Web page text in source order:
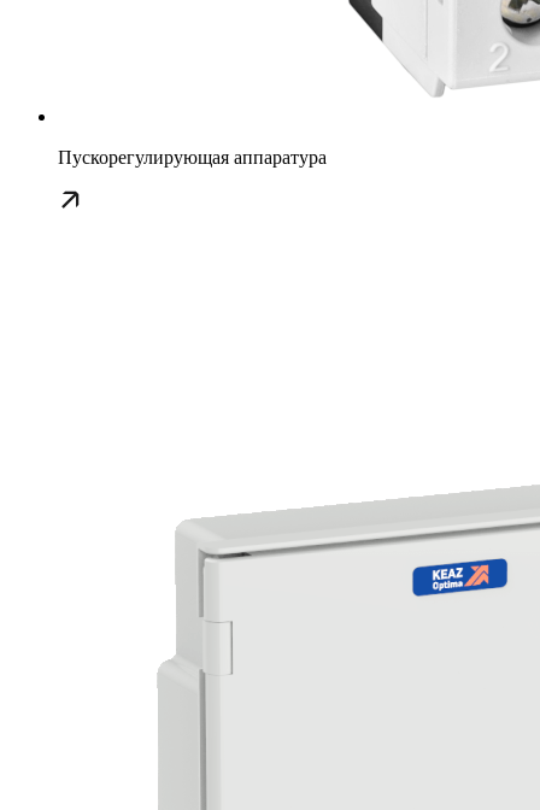
Пускорегулирующая аппаратура